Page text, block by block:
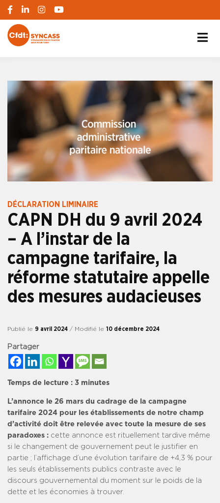
DÉCLARATION LIMINAIRE
CAPN DH du 9 avril 2024
– A l’instar de la
campagne tarifaire, la
réforme statutaire appelle
des mesures audacieuses
Publié le 9 avril 2024 / Modifié le 10 décembre 2024
Partager
Temps de lecture : 3 minutes
L’annonce le 26 mars du cadrage de la campagne
tarifaire 2024 pour les établissements de notre champ
d’activité doit être relevée avec toute la mesure de ses
paradoxes : cette annonce est rituellement tardive même
si le changement de gouvernement peut le justifier en
partie ; l’affichage d’une évolution tarifaire de +4,3 % pour
les seuls établissements publics contraste avec le
discours gouvernemental du moment sur le poids de la
dette et les économies à trouver.